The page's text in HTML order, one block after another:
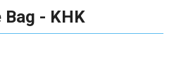
Bag - KHK